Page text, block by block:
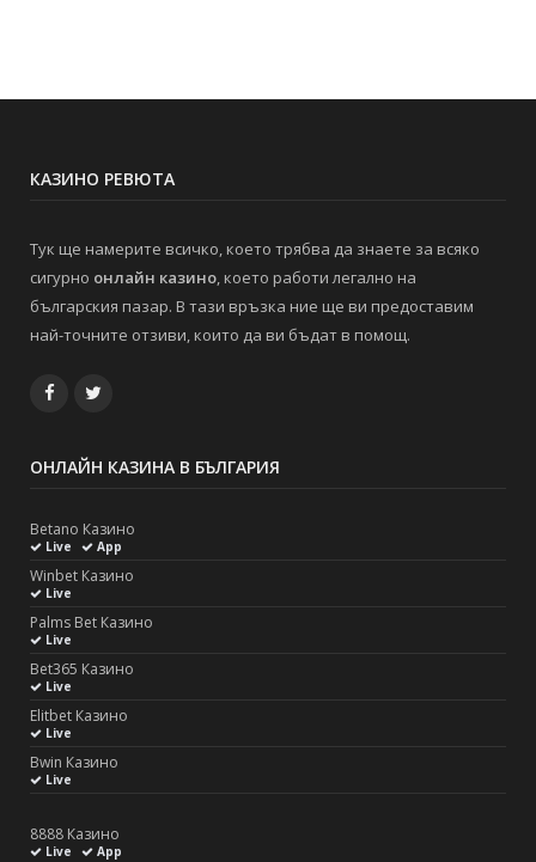
КАЗИНО РЕВЮТА
Тук ще намерите всичко, което трябва да знаете за всяко
сигурно онлайн казино, което работи легално на
българския пазар. В тази връзка ние ще ви предоставим
най-точните отзиви, които да ви бъдат в помощ.
Facebook
ОНЛАЙН КАЗИНА В БЪЛГАРИЯ
Betano Казино
Live App
Winbet Казино
Live
Palms Bet Казино
Live
Bet365 Казино
Live
Elitbet Казино
Live
Bwin Казино
Live
8888 Казино
Live App